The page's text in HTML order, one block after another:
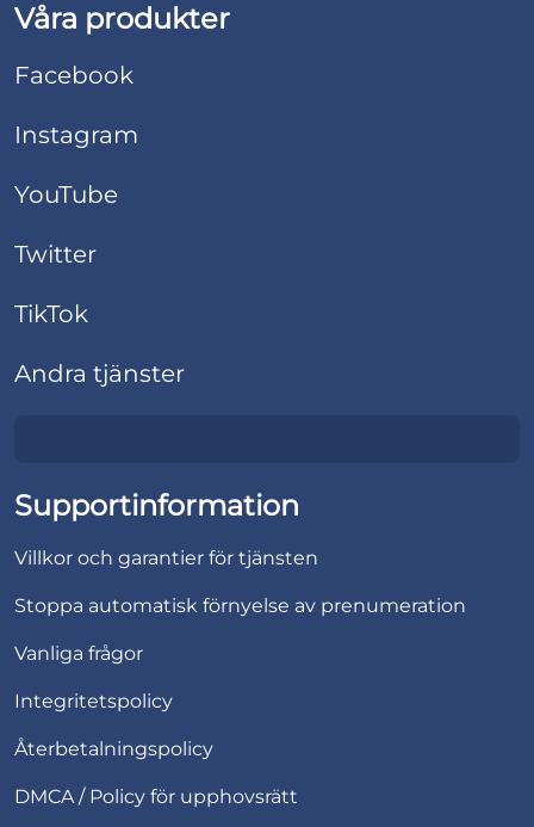
Våra produkter
Facebook
Instagram
YouTube
Twitter
TikTok
Andra tjänster
Supportinformation
Villkor och garantier för tjänsten
Stoppa automatisk förnyelse av prenumeration
Vanliga frågor
Integritetspolicy
Återbetalningspolicy
DMCA / Policy för upphovsrätt